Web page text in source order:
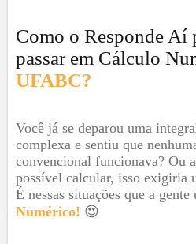
Como o Responde Aí
passar em Cálculo
UFABC?
Você já se deparou uma
complexa e sentiu que
convencional funcionava? Ou
possível calcular, isso exigiria
É nessas situações que a gente
Numérico! 😍